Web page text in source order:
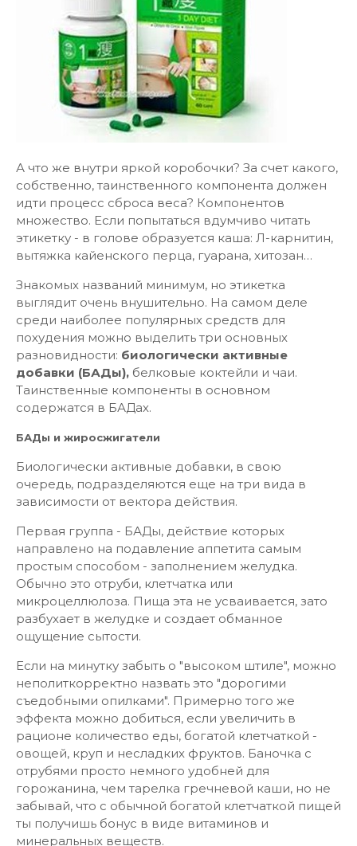
А что же внутри яркой коробочки? За счет какого,
собственно, таинственного компонента должен
идти процесс сброса веса? Компонентов
множество. Если попытаться вдумчиво читать
этикетку - в голове образуется каша: Л-карнитин,
вытяжка кайенского перца, гуарана, хитозан…
Знакомых названий минимум, но этикетка
выглядит очень внушительно. На самом деле
среди наиболее популярных средств для
похудения можно выделить три основных
разновидности: биологически активные
добавки (БАДы), белковые коктейли и чаи.
Таинственные компоненты в основном
содержатся в БАДах.
БАДы и жиросжигатели
Биологически активные добавки, в свою
очередь, подразделяются еще на три вида в
зависимости от вектора действия.
Первая группа - БАДы, действие которых
направлено на подавление аппетита самым
простым способом - заполнением желудка.
Обычно это отруби, клетчатка или
микроцеллюлоза. Пища эта не усваивается, зато
разбухает в желудке и создает обманное
ощущение сытости.
Если на минутку забыть о "высоком штиле", можно
неполиткорректно назвать это "дорогими
съедобными опилками". Примерно того же
эффекта можно добиться, если увеличить в
рационе количество еды, богатой клетчаткой -
овощей, круп и несладких фруктов. Баночка с
отрубями просто немного удобней для
горожанина, чем тарелка гречневой каши, но не
забывай, что с обычной богатой клетчаткой пищей
ты получишь бонус в виде витаминов и
минеральных веществ.